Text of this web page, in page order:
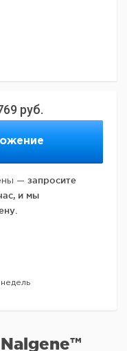
руб.
— запросите
и мы